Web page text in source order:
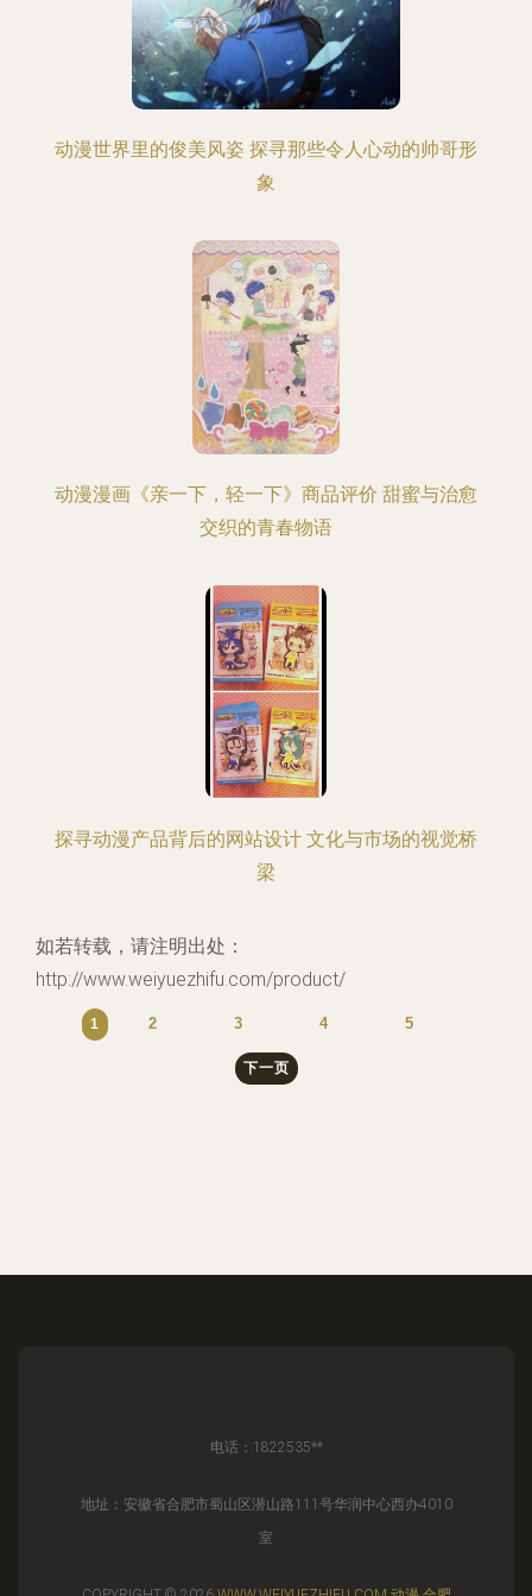
动漫世界里的俊美风姿 探寻那些令人心动的帅哥形
象
动漫漫画《亲一下，轻一下》商品评价 甜蜜与治愈
交织的青春物语
探寻动漫产品背后的网站设计 文化与市场的视觉桥
梁
如若转载，请注明出处：
http://www.weiyuezhifu.com/product/
1 2 3 4 5
下一页
电话：1822535**
地址：安徽省合肥市蜀山区潜山路111号华润中心西办4010
室